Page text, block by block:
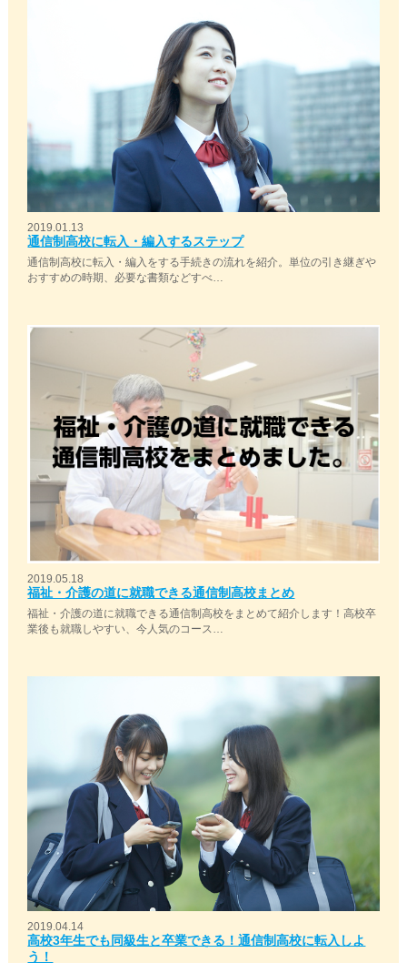
2019.01.13
通信制高校に転入・編入するステップ
通信制高校に転入・編入をする手続きの流れを紹介。単位の引き継ぎや
おすすめの時期、必要な書類などすべ…
2019.05.18
福祉・介護の道に就職できる通信制高校まとめ
福祉・介護の道に就職できる通信制高校をまとめて紹介します！高校卒
業後も就職しやすい、今人気のコース…
2019.04.14
高校3年生でも同級生と卒業できる！通信制高校に転入しよ
う！